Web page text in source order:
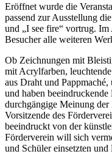
Eröffnet wurde die
passend zur Ausstellung
und „I see fire“ vortrug. Im
Besucher alle weiteren
Ob Zeichnungen mit
mit Acrylfarben,
aus Draht und
und haben
durchgängige Meinung der
Vorsitzende des
beeindruckt von der
Förderverein will sich
und Schüler einsetzten